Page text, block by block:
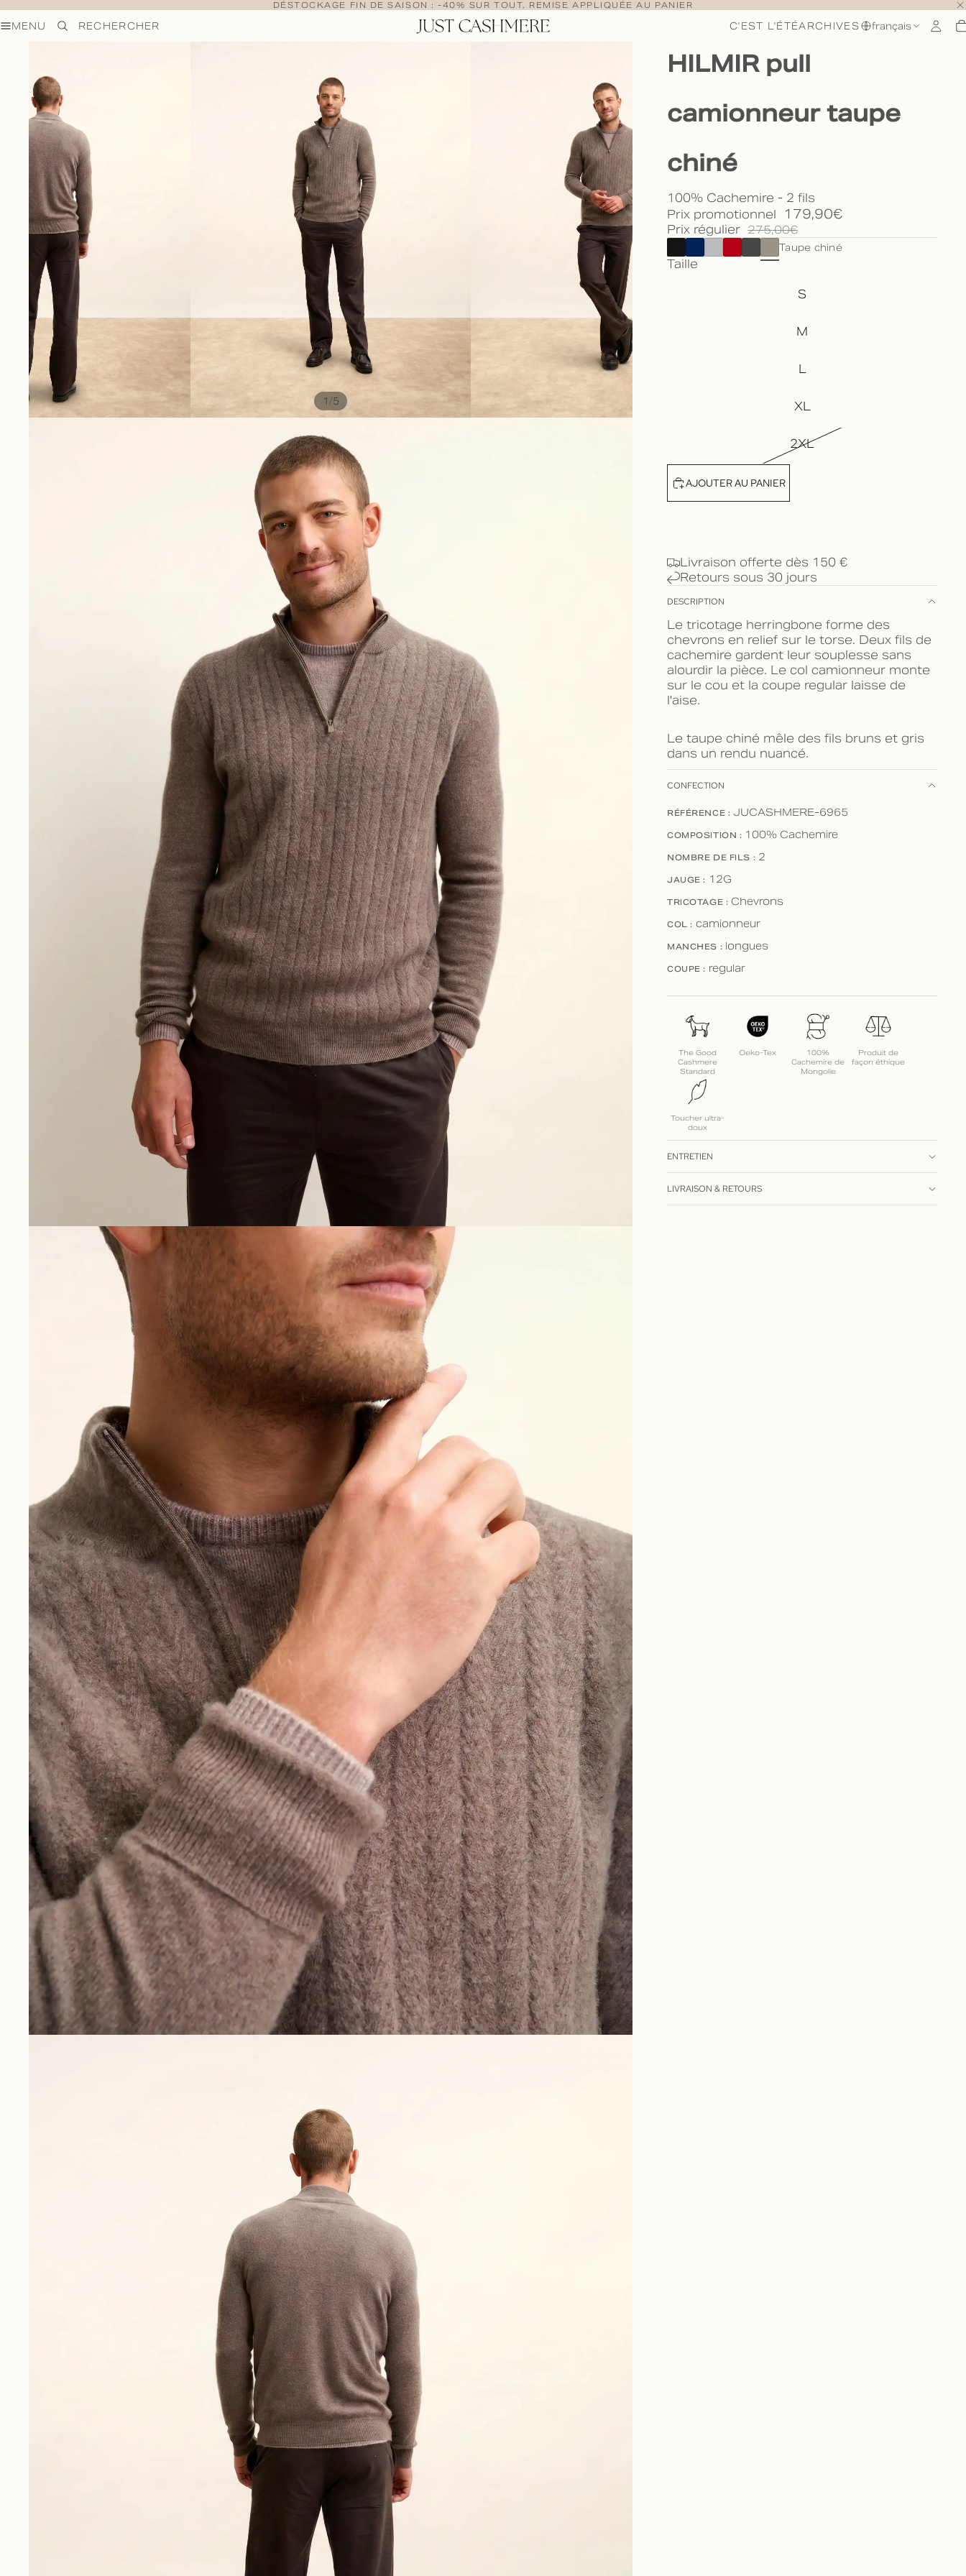
DÉSTOCKAGE FIN DE SAISON : -40% SUR TOUT, REMISE APPLIQUÉE AU PANIER
MENU RECHERCHER C'EST L'ÉTÉARCHIVES français
1/5
HILMIR pull
camionneur taupe
chiné
100% Cachemire - 2 fils
Prix promotionnel
179,90€
Prix régulier 275,00€
Taupe chiné
Taille
S
M
L
XL
2XL
AJOUTER AU PANIER
Livraison offerte dès 150 €
Retours sous 30 jours
DESCRIPTION
Le tricotage herringbone forme des
chevrons en relief sur le torse. Deux fils de
cachemire gardent leur souplesse sans
alourdir la pièce. Le col camionneur monte
sur le cou et la coupe regular laisse de
l'aise.
Le taupe chiné mêle des fils bruns et gris
dans un rendu nuancé.
CONFECTION
RÉFÉRENCE : JUCASHMERE-6965
COMPOSITION : 100% Cachemire
NOMBRE DE FILS : 2
JAUGE : 12G
TRICOTAGE : Chevrons
COL : camionneur
MANCHES : longues
COUPE : regular
The Good
Cashmere
Standard
Oeko-Tex
100%
Cachemire de
Mongolie
Produit de
façon éthique
Toucher ultra-
doux
ENTRETIEN
LIVRAISON & RETOURS